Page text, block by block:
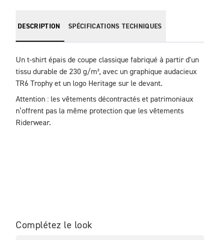
DESCRIPTION SPÉCIFICATIONS TECHNIQUES
Un t-shirt épais de coupe classique fabriqué à partir d'un
tissu durable de 230 g/m², avec un graphique audacieux
TR6 Trophy et un logo Heritage sur le devant.
Attention : les vêtements décontractés et patrimoniaux
n’offrent pas la même protection que les vêtements
Riderwear.
Complétez le look